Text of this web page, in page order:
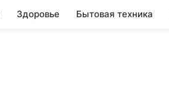
Здоровье Бытовая техника